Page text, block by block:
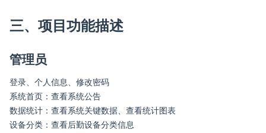
三、项目功能描述
管理员
登录、个人信息、修改密码
系统首页：查看系统公告
数据统计：查看系统关键数据、查看统计图表
设备分类：查看后勤设备分类信息